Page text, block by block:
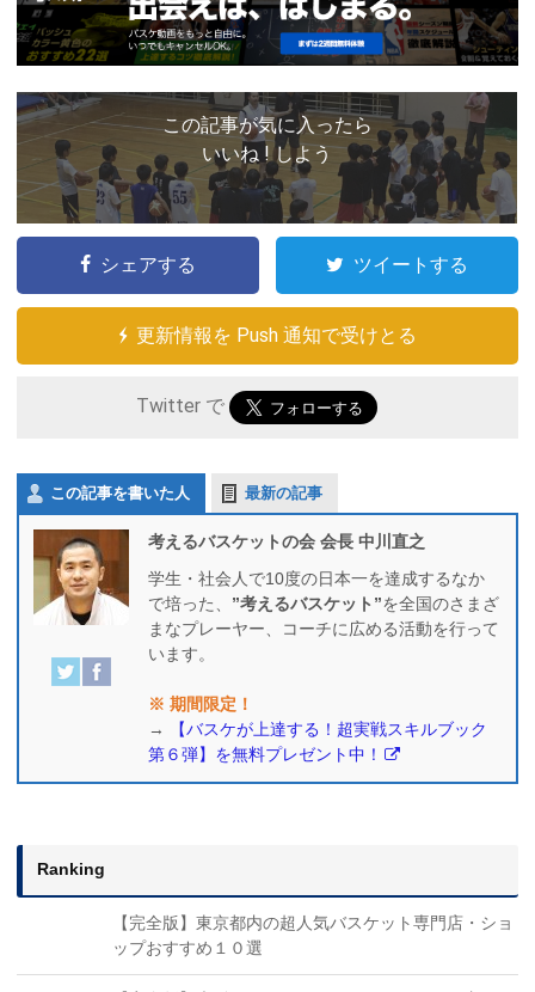
この記事が気に入ったら
いいね ! しよう
シェアする ツイートする
更新情報を Push 通知で受けとる
Twitter で
この記事を書いた人 最新の記事
考えるバスケットの会 会長 中川直之
学生・社会人で10度の日本一を達成するなか
で培った、 ”考えるバスケット”を全国のさまざ
まなプレーヤー、コーチに広める活動を行って
います。
※ 期間限定！
→
【バスケが上達する！超実戦スキルブック
第６弾】を無料プレゼント中！
Ranking
【完全版】東京都内の超人気バスケット専門店・ショ
ップおすすめ１０選